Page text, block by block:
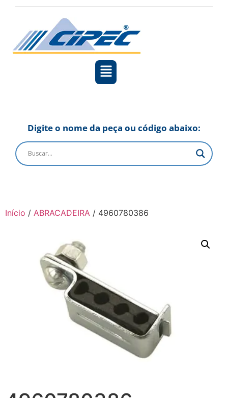
Digite o nome da peça ou código abaixo:
Início / ABRACADEIRA / 4960780386